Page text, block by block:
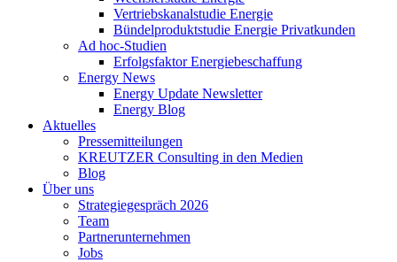
Vertriebskanalstudie Energie
Bündelproduktstudie Energie Privatkunden
Ad hoc-Studien
Erfolgsfaktor Energiebeschaffung
Energy News
Energy Update Newsletter
Energy Blog
Aktuelles
Pressemitteilungen
KREUTZER Consulting in den Medien
Blog
Über uns
Strategiegespräch 2026
Team
Partnerunternehmen
Jobs